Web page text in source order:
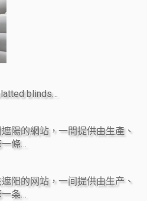
blinds…
陽的網站，一間提供由生產、
條…
阳的网站，一间提供由生产、
条…